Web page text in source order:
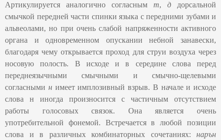
Артикулируется аналогично согласным т, д дорсальной
смычкой передней части спинки языка с передними зубами и
альвеолами, но при очень слабой напряженности активного
органа и одновременном опускании небной занавески,
благодаря чему открывается проход для струи воздуха через
носовую полость. В исходе и в середине слова перед
переднеязычными смычными и смычно-щелевыми
согласными нимеет имплозивный взрыв. В начале и исходе
слова н иногда произносится с частичным отсутствием
работы голосовых связок. Она является очень
употребительной фонемой. Встречается в любой позиции
слова и в различных комбинаторных сочетаниях: нарън